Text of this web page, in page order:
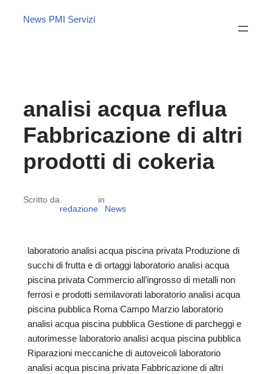
News PMI Servizi
analisi acqua reflua
Fabbricazione di altri
prodotti di cokeria
Scritto da
redazione
in
News
laboratorio analisi acqua piscina privata Produzione di
succhi di frutta e di ortaggi laboratorio analisi acqua
piscina privata Commercio all’ingrosso di metalli non
ferrosi e prodotti semilavorati laboratorio analisi acqua
piscina pubblica Roma Campo Marzio laboratorio
analisi acqua piscina pubblica Gestione di parcheggi e
autorimesse laboratorio analisi acqua piscina pubblica
Riparazioni meccaniche di autoveicoli laboratorio
analisi acqua piscina privata Fabbricazione di altri